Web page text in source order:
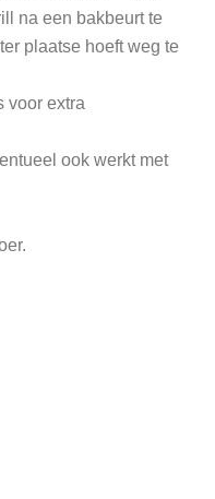
na een bakbeurt te
plaatse hoeft weg te
voor extra
ook werkt met